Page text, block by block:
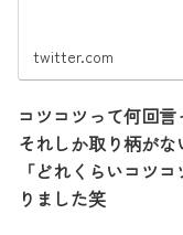
twitter.com
コツコツって何回言
それしか取り柄がな
「どれくらいコツ
りました笑